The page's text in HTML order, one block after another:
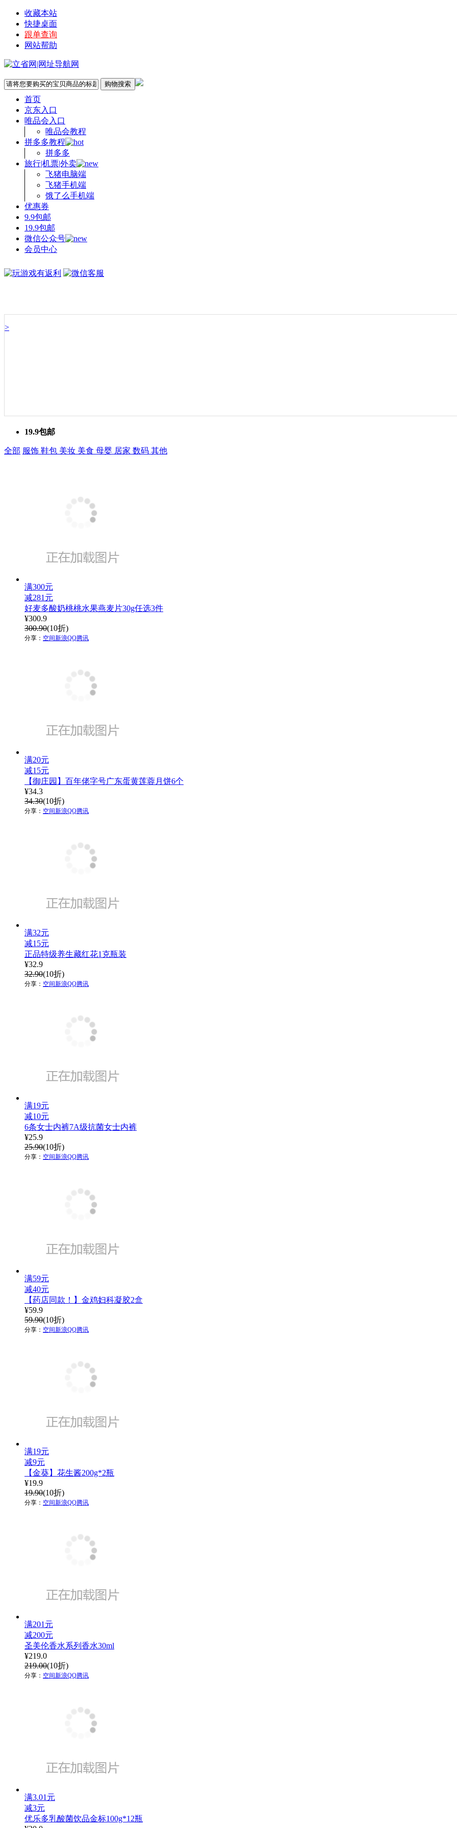
收藏本站
快捷桌面
跟单查询
网站帮助
首页
京东入口
唯品会入口
唯品会教程
拼多多教程
拼多多
旅行|机票|外卖
飞猪电脑端
飞猪手机端
饿了么手机端
优惠券
9.9包邮
19.9包邮
微信公众号
会员中心
>
19.9包邮
全部 服饰 鞋包 美妆 美食 母婴 居家 数码 其他
满300元
减281元
好麦多酸奶桃桃水果燕麦片30g任选3件
¥300.9
300.90(10折)
分享： 空间新浪QQ腾讯
满20元
减15元
【御庄园】百年佬字号广东蛋黄莲蓉月饼6个
¥34.3
34.30(10折)
分享： 空间新浪QQ腾讯
满32元
减15元
正品特级养生藏红花1克瓶装
¥32.9
32.90(10折)
分享： 空间新浪QQ腾讯
满19元
减10元
6条女士内裤7A级抗菌女士内裤
¥25.9
25.90(10折)
分享： 空间新浪QQ腾讯
满59元
减40元
【药店同款！】金鸡妇科凝胶2盒
¥59.9
59.90(10折)
分享： 空间新浪QQ腾讯
满19元
减9元
【金葵】花生酱200g*2瓶
¥19.9
19.90(10折)
分享： 空间新浪QQ腾讯
满201元
减200元
圣美伦香水系列香水30ml
¥219.0
219.00(10折)
分享： 空间新浪QQ腾讯
满3.01元
减3元
优乐多乳酸菌饮品金标100g*12瓶